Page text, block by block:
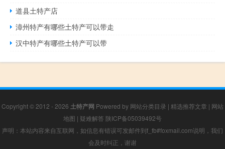
道县土特产店
漳州特产有哪些土特产可以带走
汉中特产有哪些土特产可以带
Copyright © 2012 - 2026 土特产网 Powered by 网站分类目录 | 精选推荐文章 | 网站
地图 | 疑难解答 陕ICP备05039492号
声明：本站内容来自互联网，如信息有错误可发邮件到f_fb#foxmail.com说明，我们
会及时纠正，谢谢